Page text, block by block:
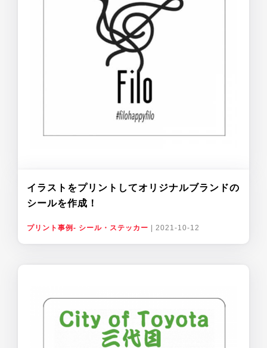
イラストをプリントしてオリジナルブランドの
シールを作成！
プリント事例- シール・ステッカー 2021-10-12